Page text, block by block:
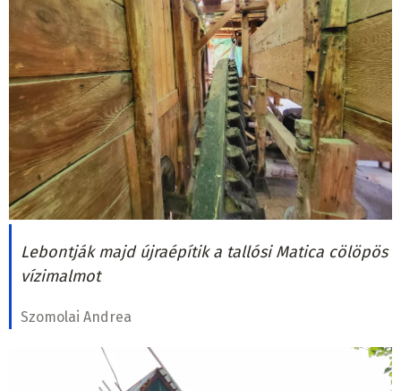
Lebontják majd újraépítik a tallósi Matica cölöpös
vízimalmot
Szomolai Andrea